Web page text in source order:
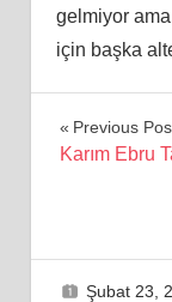
gelmiyor
için başka
Yazı
Previous
Karım Ebru
Şubat 23,